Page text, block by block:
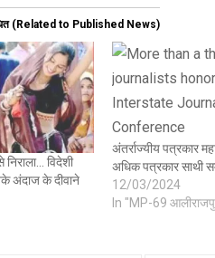
(Related to Published News)
विदेशी
अंदाज के दीवाने
अंतर्राज्यीय पत्रकार
अधिक पत्रकार साथी
12/03/2024
In "MP-69